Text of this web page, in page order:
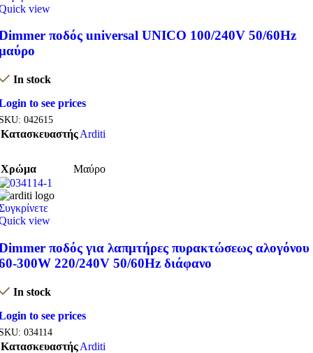
view
ποδός universal UNICO 100/240V 50/60Hz
In stock
to see prices
042615
ΚατασκευαστήςArditi
Χρώμα Μαύρο
view
ποδός για λαπμτήρες πυρακτώσεως αλογόνου
300W 220/240V 50/60Hz διάφανο
In stock
to see prices
034114
ΚατασκευαστήςArditi